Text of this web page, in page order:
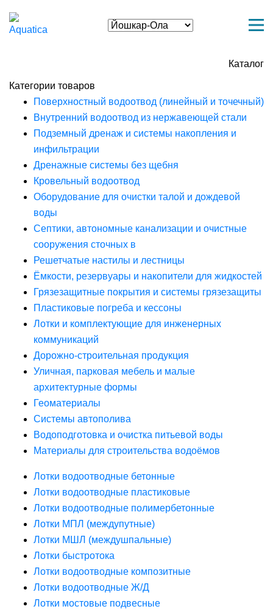
Каталог
Категории товаров
Поверхностный водоотвод (линейный и точечный)
Внутренний водоотвод из нержавеющей стали
Подземный дренаж и системы накопления и
инфильтрации
Дренажные системы без щебня
Кровельный водоотвод
Оборудование для очистки талой и дождевой
воды
Септики, автономные канализации и очистные
сооружения сточных в
Решетчатые настилы и лестницы
Ёмкости, резервуары и накопители для жидкостей
Грязезащитные покрытия и системы грязезащиты
Пластиковые погреба и кессоны
Лотки и комплектующие для инженерных
коммуникаций
Дорожно-строительная продукция
Уличная, парковая мебель и малые
архитектурные формы
Геоматериалы
Системы автополива
Водоподготовка и очистка питьевой воды
Материалы для строительства водоёмов
Лотки водоотводные бетонные
Лотки водоотводные пластиковые
Лотки водоотводные полимербетонные
Лотки МПЛ (междупутные)
Лотки МШЛ (междушпальные)
Лотки быстротока
Лотки водоотводные композитные
Лотки водоотводные Ж/Д
Лотки мостовые подвесные